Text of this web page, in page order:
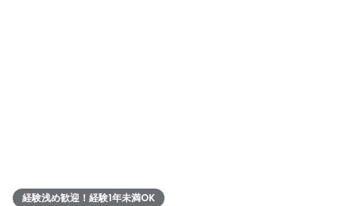
経験浅め歓迎！経験1年未満OK